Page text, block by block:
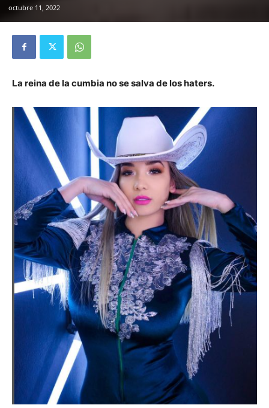
octubre 11, 2022
La reina de la cumbia no se salva de los haters.